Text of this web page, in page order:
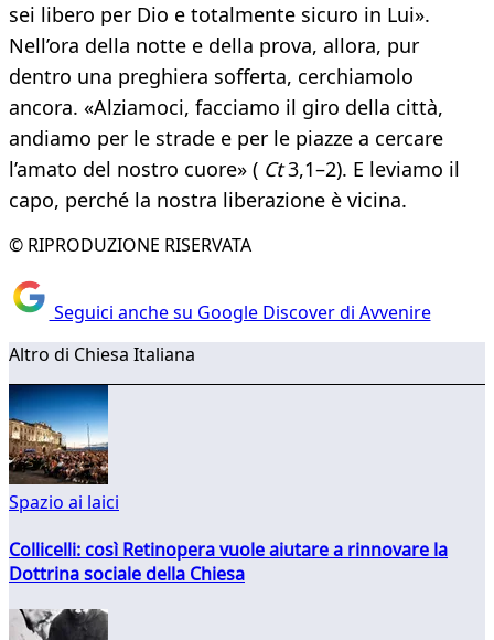
sei libero per Dio e totalmente sicuro in Lui».
Nell’ora della notte e della prova, allora, pur
dentro una preghiera sofferta, cerchiamolo
ancora. «Alziamoci, facciamo il giro della città,
andiamo per le strade e per le piazze a cercare
l’amato del nostro cuore» ( Ct3,1–2). E leviamo il
capo, perché la nostra liberazione è vicina.
© RIPRODUZIONE RISERVATA
Seguici anche su Google Discover di Avvenire
Altro di Chiesa Italiana
Spazio ai laici
Collicelli: così Retinopera vuole aiutare a rinnovare la
Dottrina sociale della Chiesa